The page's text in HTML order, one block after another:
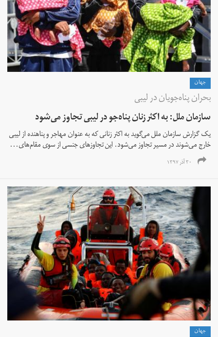
جهان
بحران پناه‌جویان در لیبی
سازمان ملل: به اکثر زنان پناه‌جو در لیبی تجاوز می‌شود
یک گزارش سازمان ملل می‌گوید به اکثر زنانی که به عنوان مهاجر و پناهنده از لیبی
خارج می‌شوند در مسیر تجاوز می‌شود. این تجاوزهای جنسی از سوی مقام‌های...
۳۰ آذر ۱۳۹۷
جهان